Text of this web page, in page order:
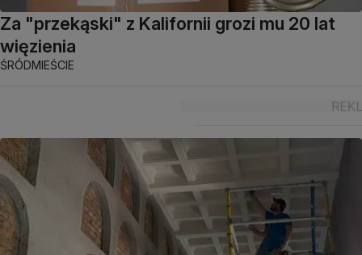
Za "przekąski" z Kalifornii grozi mu 20 lat
więzienia
ŚRÓDMIEŚCIE